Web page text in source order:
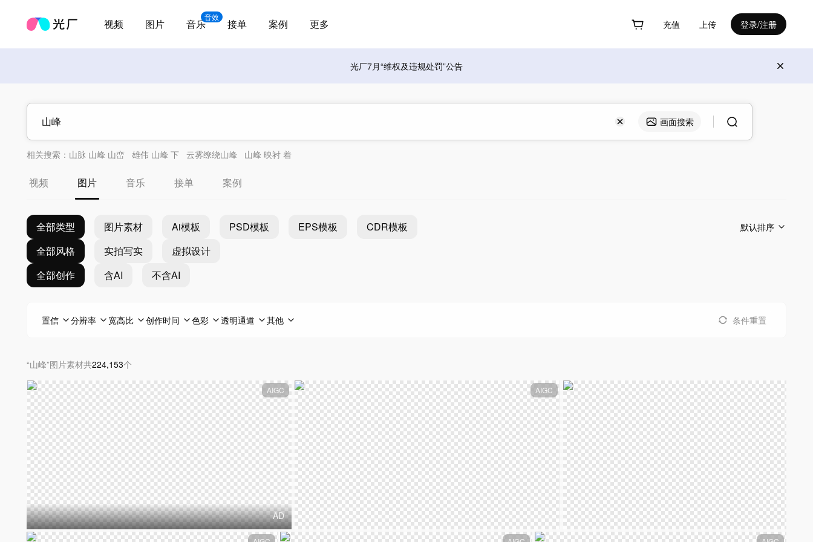
视频 图片
音效
音乐 接单 案例 更多 充值 上传 登录/注册
光厂7月“维权及违规处罚”公告
画面搜索
相关搜索： 山脉 山峰 山峦 雄伟 山峰 下 云雾缭绕山峰
山峰 映衬 着
视频 图片 音乐 接单 案例
全部类型 图片素材 Ai模板 PSD模板 EPS模板 CDR模板 默认排序
全部风格 实拍写实
虚拟设计
全部创作
含AI 不含AI
置信 分辨率 宽高比 创作时间 色彩 透明通道 其他 条件重置
“山峰”图片素材共224,153个
AIGC
AD
AIGC